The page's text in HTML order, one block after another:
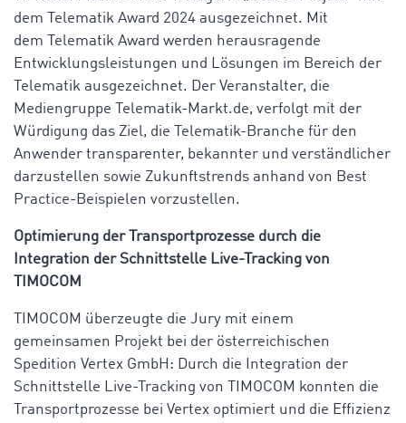
dem Telematik Award 2024 ausgezeichnet. Mit
dem Telematik Award werden herausragende
Entwicklungsleistungen und Lösungen im Bereich der
Telematik ausgezeichnet. Der Veranstalter, die
Mediengruppe Telematik-Markt.de, verfolgt mit der
Würdigung das Ziel, die Telematik-Branche für den
Anwender transparenter, bekannter und verständlicher
darzustellen sowie Zukunftstrends anhand von Best
Practice-Beispielen vorzustellen.
Optimierung der Transportprozesse durch die
Integration der Schnittstelle Live-Tracking von
TIMOCOM
TIMOCOM überzeugte die Jury mit einem
gemeinsamen Projekt bei der österreichischen
Spedition Vertex GmbH: Durch die Integration der
Schnittstelle Live-Tracking von TIMOCOM konnten die
Transportprozesse bei Vertex optimiert und die Effizienz